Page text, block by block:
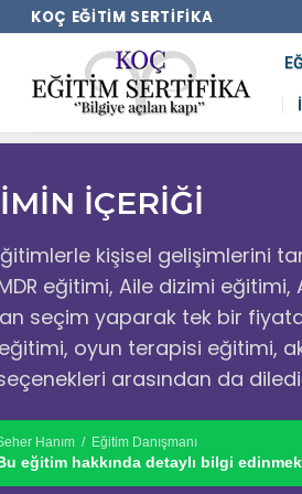
KOÇ EĞITIM SERTIFIKA
İÇERİĞİ
kişisel gelişimlerini
eğitimi, Aile dizimi eğitimi,
seçim yaparak tek bir
oyun terapisi eğitimi,
arasından da
Hanım / Eğitim Danışmanı
eğitim hakkında detaylı bilgi